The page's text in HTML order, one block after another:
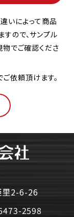
いによって商品
ので、サンプル
物でご確認くださ
依頼頂けます。
2-6-26
2598